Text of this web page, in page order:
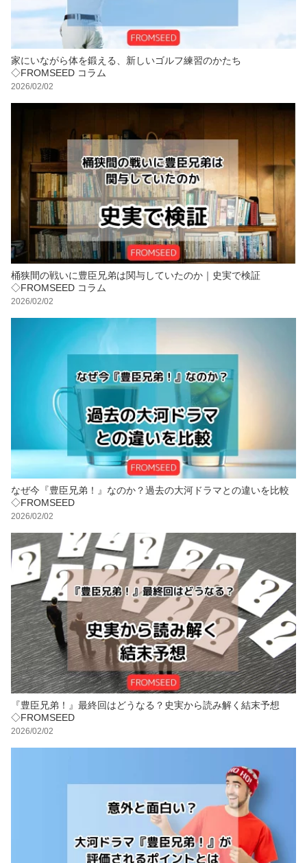
家にいながら体を鍛える、新しいゴルフ練習のかたち
◇FROMSEED コラム
2026/02/02
桶狭間の戦いに豊臣兄弟は関与していたのか｜史実で検証
◇FROMSEED コラム
2026/02/02
なぜ今『豊臣兄弟！』なのか？過去の大河ドラマとの違いを比較
◇FROMSEED
2026/02/02
『豊臣兄弟！』最終回はどうなる？史実から読み解く結末予想
◇FROMSEED
2026/02/02